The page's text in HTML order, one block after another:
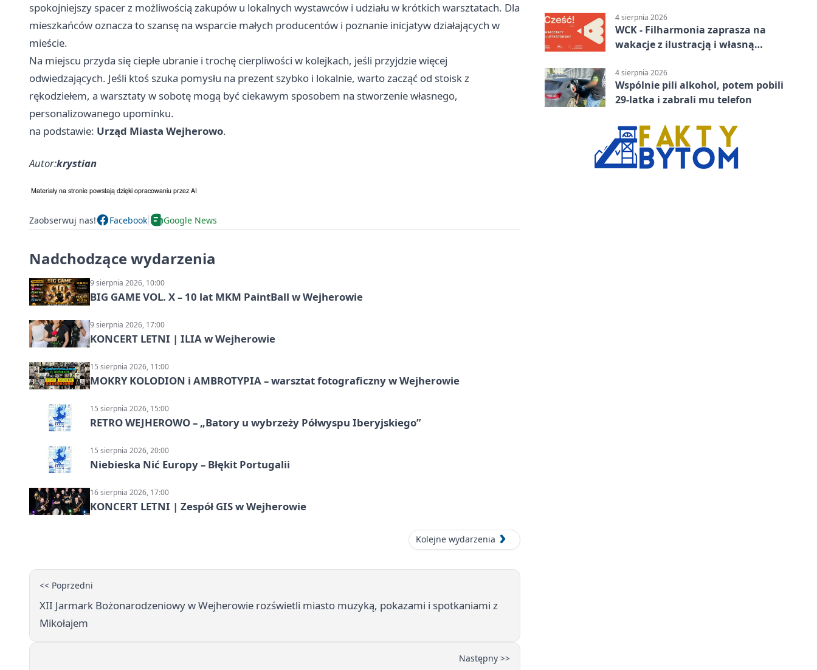
spokojniejszy spacer z możliwością zakupów u lokalnych wystawców i udziału w krótkich warsztatach. Dla
mieszkańców oznacza to szansę na wsparcie małych producentów i poznanie inicjatyw działających w
mieście.
Na miejscu przyda się ciepłe ubranie i trochę cierpliwości w kolejkach, jeśli przyjdzie więcej
odwiedzających. Jeśli ktoś szuka pomysłu na prezent szybko i lokalnie, warto zacząć od stoisk z
rękodziełem, a warsztaty w sobotę mogą być ciekawym sposobem na stworzenie własnego,
personalizowanego upominku.
na podstawie: Urząd Miasta Wejherowo.
Autor:krystian
Zaobserwuj nas! Facebook Google News
Nadchodzące wydarzenia
9 sierpnia 2026, 10:00
BIG GAME VOL. X – 10 lat MKM PaintBall w Wejherowie
9 sierpnia 2026, 17:00
KONCERT LETNI | ILIA w Wejherowie
15 sierpnia 2026, 11:00
MOKRY KOLODION i AMBROTYPIA – warsztat fotograficzny w Wejherowie
15 sierpnia 2026, 15:00
RETRO WEJHEROWO – „Batory u wybrzeży Półwyspu Iberyjskiego”
15 sierpnia 2026, 20:00
Niebieska Nić Europy – Błękit Portugalii
16 sierpnia 2026, 17:00
KONCERT LETNI | Zespół GIS w Wejherowie
Kolejne wydarzenia
<< Poprzedni
XII Jarmark Bożonarodzeniowy w Wejherowie rozświetli miasto muzyką, pokazami i spotkaniami z
Mikołajem
Następny >>
4 sierpnia 2026
WCK - Filharmonia zaprasza na
wakacje z ilustracją i własną
4 sierpnia 2026
Wspólnie pili alkohol, potem pobili
29-latka i zabrali mu telefon